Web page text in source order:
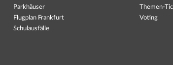
Parkhäuser
Flugplan Frankfurt
Schulausfälle
Themen-
Voting